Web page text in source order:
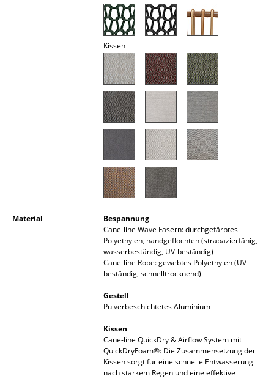
Stehleuchten & Leseleuchten
Outdoor-Leuchten
Einzelbetten
Nachttische & Bettzubehör
Kissen
Material
Bespannung
Cane-line Wave Fasern: durchgefärbtes
Polyethylen, handgeflochten (strapazierfähig,
wasserbeständig, UV-beständig)
Cane-line Rope: gewebtes Polyethylen (UV-
beständig, schnelltrocknend)
Gestell
Pulverbeschichtetes Aluminium
Kissen
Cane-line QuickDry & Airflow System mit
QuickDryFoam®: Die Zusammensetzung der
Kissen sorgt für eine schnelle Entwässerung
nach starkem Regen und eine effektive